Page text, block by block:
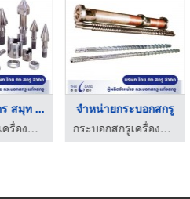
สมุท ...
กระบอกสกรูเครื่องฉีดพลาสติก - ไทยกังสกรู
จำหน่ายกระบอกสกรู
กระบอกสกรูเครื่องฉีดพลาสติก - ไทยกังสกรู